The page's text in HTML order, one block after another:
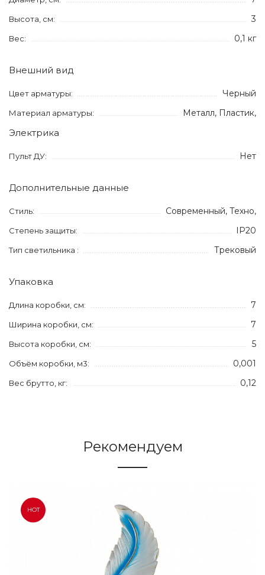
Высота, см: 3
Вес: 0,1 кг
Внешний вид
Цвет арматуры: Черный
Материал арматуры: Металл, Пластик,
Электрика
Пульт ДУ: Нет
Дополнительные данные
Стиль: Современный, Техно,
Степень защиты: IP20
Тип светильника : Трековый
Упаковка
Длина коробки, см: 7
Ширина коробки, см: 7
Высота коробки, см: 5
Объём коробки, м3: 0,001
Вес брутто, кг: 0,12
Рекомендуем
HOT